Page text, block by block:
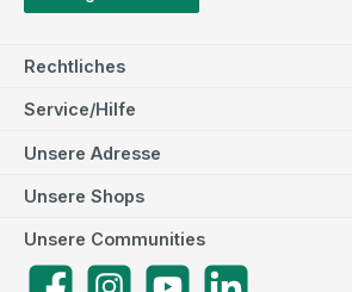
Rechtliches
Service/Hilfe
Unsere Adresse
Unsere Communities
Unsere Shops